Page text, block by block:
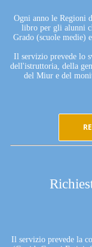
Ogni anno le Regioni
libro per gli alunni
Grado (scuole medie)
Il servizio prevede lo
dell'istruttoria, della
del Miur e del
Il servizio prevede la